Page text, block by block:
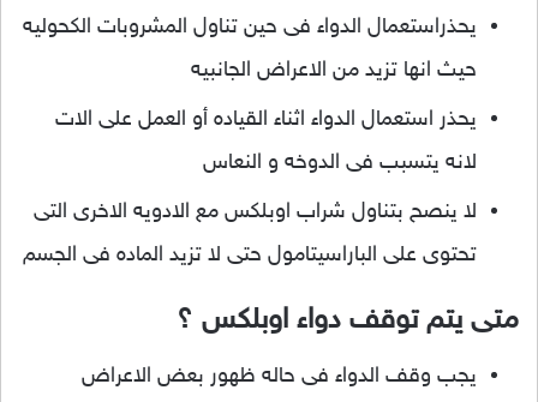
يحذراستعمال الدواء فى حين تناول المشروبات الكحوليه
حيث انها تزيد من الاعراض الجانبيه
يحذر استعمال الدواء اثناء القياده أو العمل على الات
لانه يتسبب فى الدوخه و النعاس
لا ينصح بتناول شراب اوبلكس مع الادويه الاخرى التى
تحتوى على الباراسيتامول حتى لا تزيد الماده فى الجسم
متى يتم توقف دواء اوبلكس ؟
يجب وقف الدواء فى حاله ظهور بعض الاعراض